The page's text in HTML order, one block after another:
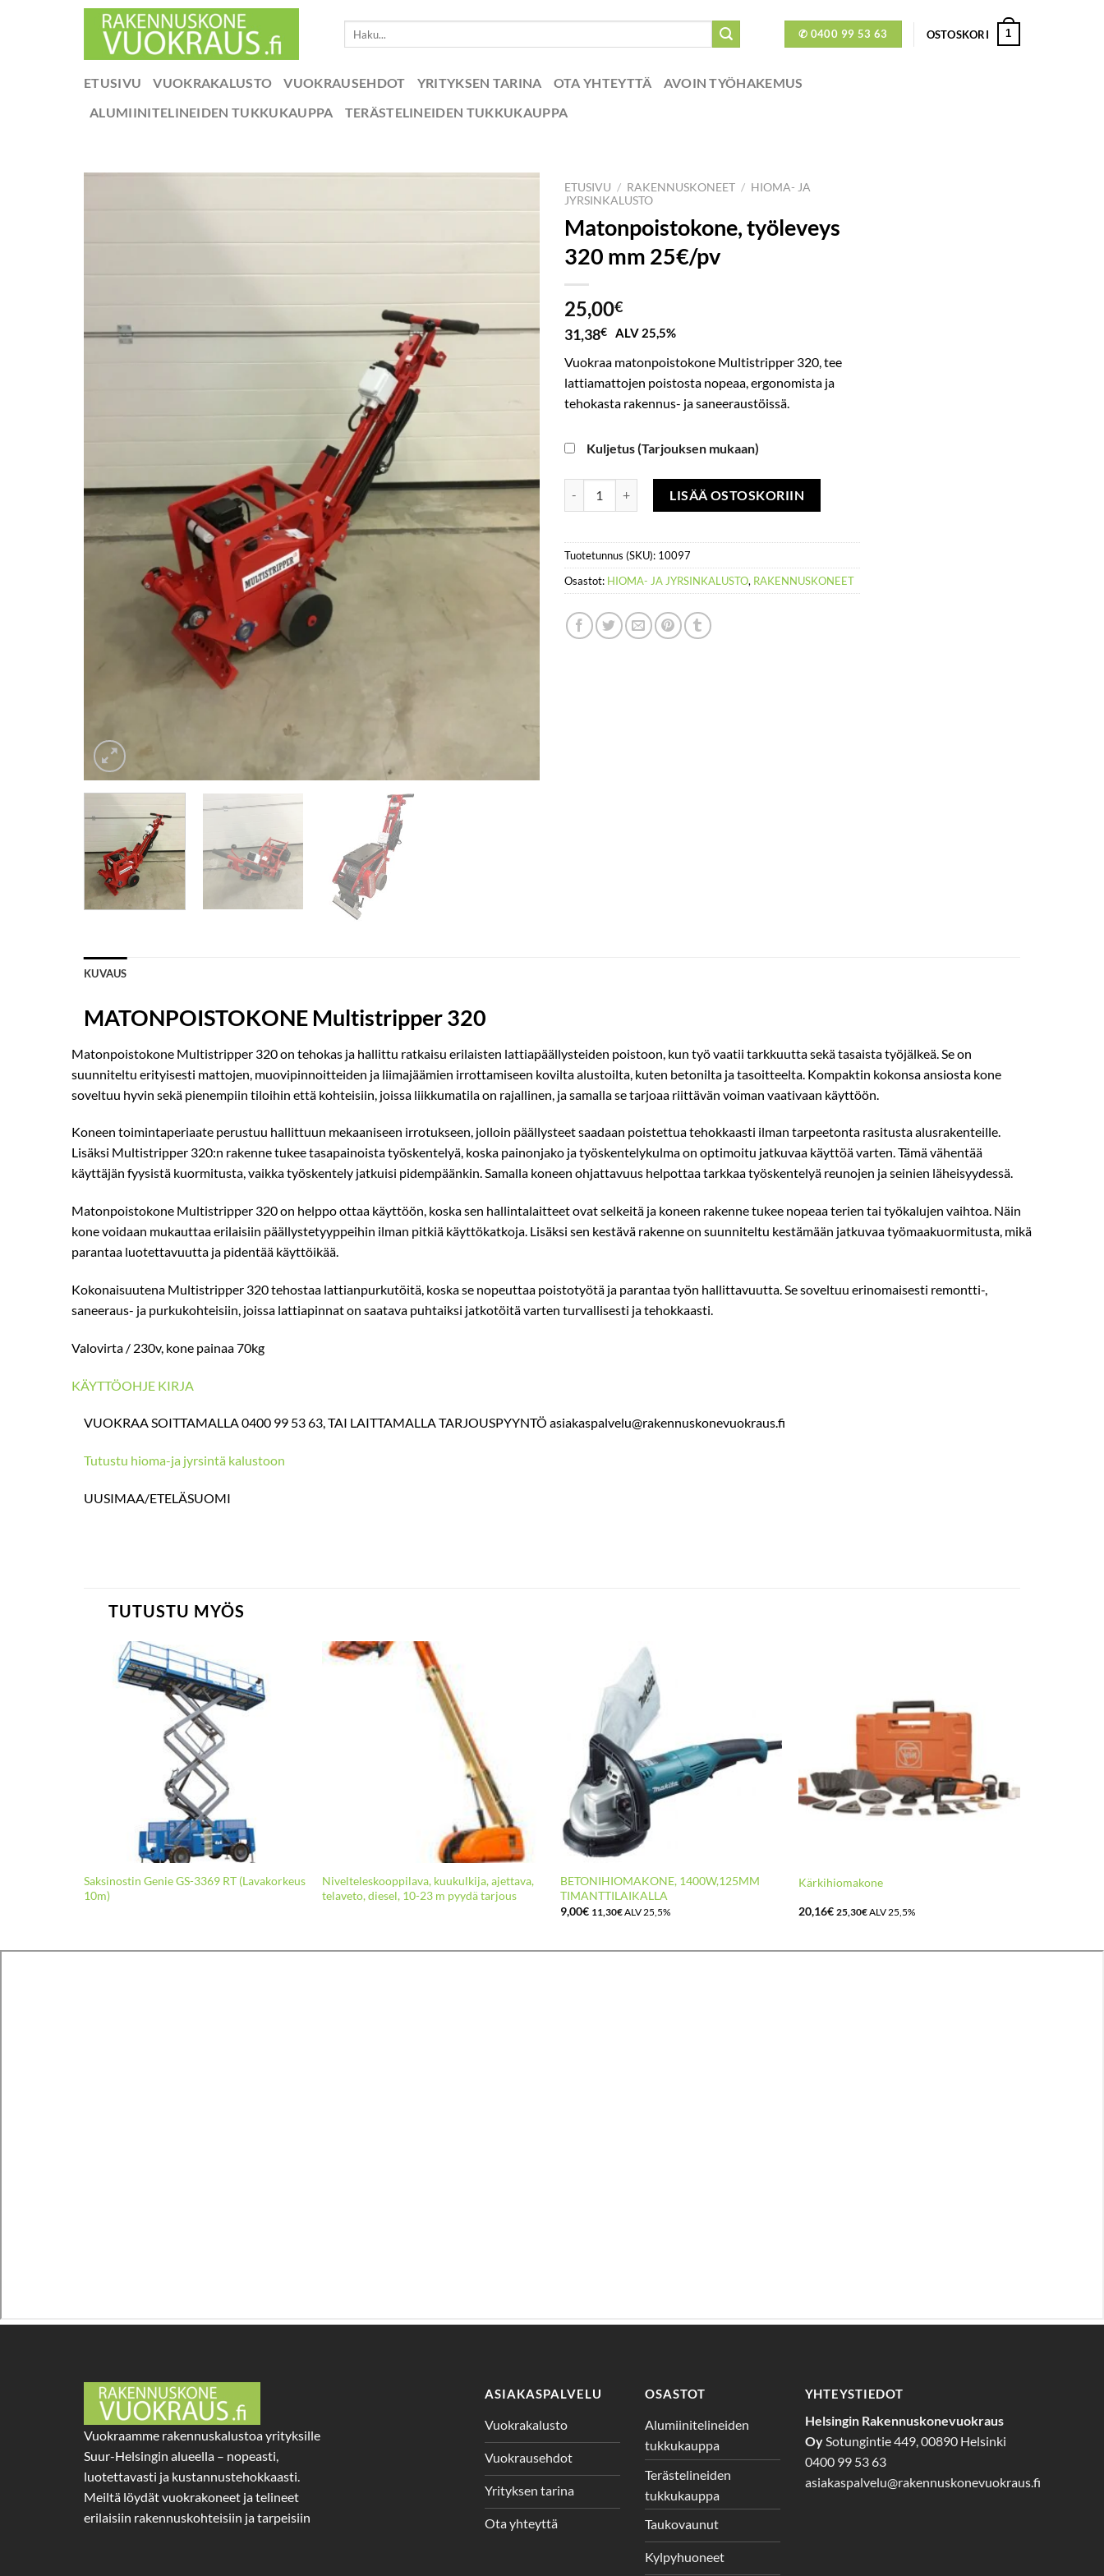
✆ 0400 99 53 63 OSTOSKORI 1
ETUSIVU VUOKRAKALUSTO VUOKRAUSEHDOT YRITYKSEN TARINA OTA YHTEYTTÄ
AVOIN TYÖHAKEMUS
ALUMIINITELINEIDEN TUKKUKAUPPA
TERÄSTELINEIDEN TUKKUKAUPPA
ETUSIVU / RAKENNUSKONEET / HIOMA- JA
JYRSINKALUSTO
Matonpoistokone, työleveys
320 mm 25€/pv
25,00€
31,38€ ALV 25,5%
Vuokraa matonpoistokone Multistripper 320, tee
lattiamattojen poistosta nopeaa, ergonomista ja
tehokasta rakennus- ja saneeraustöissä.
Kuljetus (Tarjouksen mukaan)
Matonpoistokone, työleveys 320 mm 25€/pv määrä
LISÄÄ OSTOSKORIIN
Tuotetunnus (SKU): 10097
Osastot: HIOMA- JA JYRSINKALUSTO, RAKENNUSKONEET
KUVAUS
MATONPOISTOKONE Multistripper 320
Matonpoistokone Multistripper 320 on tehokas ja hallittu ratkaisu erilaisten lattiapäällysteiden poistoon, kun työ vaatii tarkkuutta sekä tasaista työjälkeä. Se on
suunniteltu erityisesti mattojen, muovipinnoitteiden ja liimajäämien irrottamiseen kovilta alustoilta, kuten betonilta ja tasoitteelta. Kompaktin kokonsa ansiosta kone
soveltuu hyvin sekä pienempiin tiloihin että kohteisiin, joissa liikkumatila on rajallinen, ja samalla se tarjoaa riittävän voiman vaativaan käyttöön.
Koneen toimintaperiaate perustuu hallittuun mekaaniseen irrotukseen, jolloin päällysteet saadaan poistettua tehokkaasti ilman tarpeetonta rasitusta alusrakenteille.
Lisäksi Multistripper 320:n rakenne tukee tasapainoista työskentelyä, koska painonjako ja työskentelykulma on optimoitu jatkuvaa käyttöä varten. Tämä vähentää
käyttäjän fyysistä kuormitusta, vaikka työskentely jatkuisi pidempäänkin. Samalla koneen ohjattavuus helpottaa tarkkaa työskentelyä reunojen ja seinien läheisyydessä.
Matonpoistokone Multistripper 320 on helppo ottaa käyttöön, koska sen hallintalaitteet ovat selkeitä ja koneen rakenne tukee nopeaa terien tai työkalujen vaihtoa. Näin
kone voidaan mukauttaa erilaisiin päällystetyyppeihin ilman pitkiä käyttökatkoja. Lisäksi sen kestävä rakenne on suunniteltu kestämään jatkuvaa työmaakuormitusta, mikä
parantaa luotettavuutta ja pidentää käyttöikää.
Kokonaisuutena Multistripper 320 tehostaa lattianpurkutöitä, koska se nopeuttaa poistotyötä ja parantaa työn hallittavuutta. Se soveltuu erinomaisesti remontti-,
saneeraus- ja purkukohteisiin, joissa lattiapinnat on saatava puhtaiksi jatkotöitä varten turvallisesti ja tehokkaasti.
Valovirta / 230v, kone painaa 70kg
KÄYTTÖOHJE KIRJA
VUOKRAA SOITTAMALLA 0400 99 53 63, TAI LAITTAMALLA TARJOUSPYYNTÖ asiakaspalvelu@rakennuskonevuokraus.fi
Tutustu hioma-ja jyrsintä kalustoon
UUSIMAA/ETELÄSUOMI
TUTUSTU MYÖS
Saksinostin Genie GS-3369 RT (Lavakorkeus
10m)
Nivelteleskooppilava, kuukulkija, ajettava,
telaveto, diesel, 10-23 m pyydä tarjous
BETONIHIOMAKONE, 1400W,125MM
TIMANTTILAIKALLA
9,00€ 11,30€ALV 25,5%
Kärkihiomakone
20,16€ 25,30€ALV 25,5%
Vuokraamme rakennuskalustoa yrityksille
Suur-Helsingin alueella – nopeasti,
luotettavasti ja kustannustehokkaasti.
Meiltä löydät vuokrakoneet ja telineet
erilaisiin rakennuskohteisiin ja tarpeisiin
ASIAKASPALVELU
Vuokrakalusto
Vuokrausehdot
Yrityksen tarina
Ota yhteyttä
OSASTOT
Alumiinitelineiden
tukkukauppa
Terästelineiden
tukkukauppa
Taukovaunut
Kylpyhuoneet
YHTEYSTIEDOT
Helsingin Rakennuskonevuokraus
OySotungintie 449, 00890 Helsinki
0400 99 53 63
asiakaspalvelu@rakennuskonevuokraus.fi